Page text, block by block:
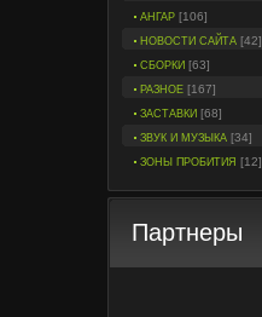
АНГАР [106]
НОВОСТИ САЙТА [42]
СБОРКИ [63]
РАЗНОЕ [167]
ЗАСТАВКИ [68]
ЗВУК И МУЗЫКА [34]
ЗОНЫ ПРОБИТИЯ [12]
Партнеры